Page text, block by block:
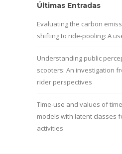
Últimas Entradas
Evaluating the carbon
shifting to ride-pooling: A
Understanding public
scooters: An investigation
rider perspectives
Time-use and values of
models with latent classes
activities